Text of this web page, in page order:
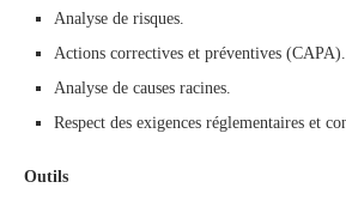
Analyse de risques.
Actions correctives et préventives (CAPA).
Analyse de causes racines.
Respect des exigences réglementaires et
Outils